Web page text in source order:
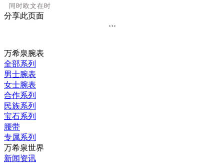
同时欧文在时
分享此页面
···
万希泉腕表
全部系列
男士腕表
女士腕表
合作系列
民族系列
宝石系列
腰带
专属系列
万希泉世界
新闻资讯